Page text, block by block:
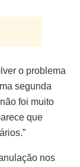
o problema
segunda
foi muito
que
nos